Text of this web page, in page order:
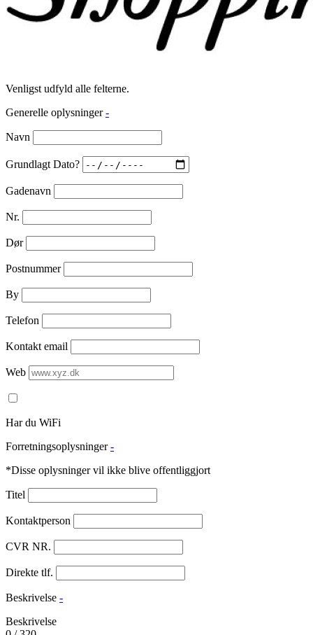
Venligst udfyld alle felterne.
Generelle oplysninger -
Navn
Grundlagt Dato?
Gadenavn
Nr.
Dør
Postnummer
By
Telefon
Kontakt email
Web
Har du WiFi
Forretningsoplysninger -
*Disse oplysninger vil ikke blive offentliggjort
Titel
Kontaktperson
CVR NR.
Direkte tlf.
Beskrivelse -
Beskrivelse